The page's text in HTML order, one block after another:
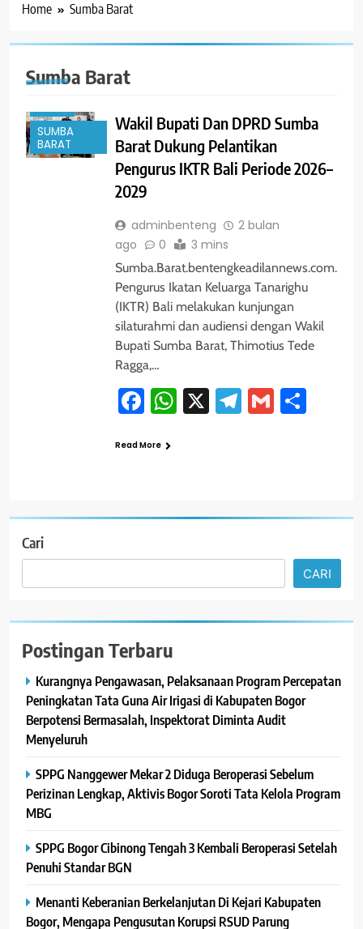
Home Sumba Barat
Sumba Barat
EVENT
SUMBA
BARAT
Wakil Bupati Dan DPRD Sumba
Barat Dukung Pelantikan
Pengurus IKTR Bali Periode 2026–
2029
adminbenteng
2 bulan
ago
0 3 mins
Sumba.Barat.bentengkeadilannews.com.
Pengurus Ikatan Keluarga Tanarighu
(IKTR) Bali melakukan kunjungan
silaturahmi dan audiensi dengan Wakil
Bupati Sumba Barat, Thimotius Tede
Ragga,…
Facebook
WhatsApp
X Telegram
Gmail
Read More
Cari
CARI
Postingan Terbaru
Kurangnya Pengawasan, Pelaksanaan Program Percepatan
Peningkatan Tata Guna Air Irigasi di Kabupaten Bogor
Berpotensi Bermasalah, Inspektorat Diminta Audit
Menyeluruh
SPPG Nanggewer Mekar 2 Diduga Beroperasi Sebelum
Perizinan Lengkap, Aktivis Bogor Soroti Tata Kelola Program
MBG
SPPG Bogor Cibinong Tengah 3 Kembali Beroperasi Setelah
Penuhi Standar BGN
Menanti Keberanian Berkelanjutan Di Kejari Kabupaten
Bogor, Mengapa Pengusutan Korupsi RSUD Parung